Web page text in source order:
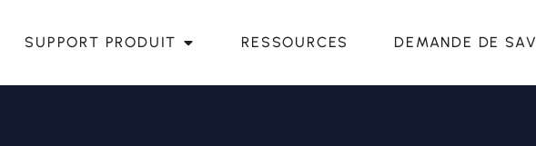
SUPPORT PRODUIT RESSOURCES DEMANDE DE SAV